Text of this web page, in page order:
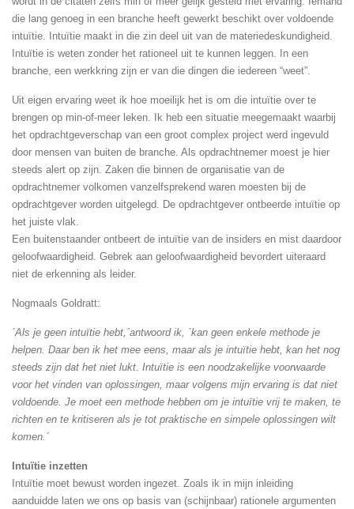
die lang genoeg in een branche heeft gewerkt beschikt over voldoende
intuïtie. Intuïtie maakt in die zin deel uit van de materiedeskundigheid.
Intuïtie is weten zonder het rationeel uit te kunnen leggen. In een
branche, een werkkring zijn er van die dingen die iedereen “weet”.
Uit eigen ervaring weet ik hoe moeilijk het is om die intuïtie over te
brengen op min-of-meer leken. Ik heb een situatie meegemaakt waarbij
het opdrachtgeverschap van een groot complex project werd ingevuld
door mensen van buiten de branche. Als opdrachtnemer moest je hier
steeds alert op zijn. Zaken die binnen de organisatie van de
opdrachtnemer volkomen vanzelfsprekend waren moesten bij de
opdrachtgever worden uitgelegd. De opdrachtgever ontbeerde intuïtie op
het juiste vlak.
Een buitenstaander ontbeert de intuïtie van de insiders en mist daardoor
geloofwaardigheid. Gebrek aan geloofwaardigheid bevordert uiteraard
niet de erkenning als leider.
Nogmaals Goldratt:
´Als je geen intuïtie hebt,´antwoord ik, ´kan geen enkele methode je
helpen. Daar ben ik het mee eens, maar als je intuïtie hebt, kan het nog
steeds zijn dat het niet lukt. Intuïtie is een noodzakelijke voorwaarde
voor het vinden van oplossingen, maar volgens mijn ervaring is dat niet
voldoende. Je moet een methode hebben om je intuïtie vrij te maken, te
richten en te kritiseren als je tot praktische en simpele oplossingen wilt
komen.´
Intuïtie inzetten
Intuïtie moet bewust worden ingezet. Zoals ik in mijn inleiding
aanduidde laten we ons op basis van (schijnbaar) rationele argumenten